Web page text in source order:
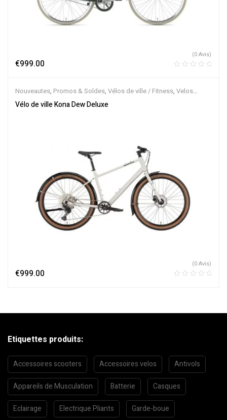
€999.00
(0 Avis)
Nouveautes, Promos & Soldes, Vélos de ville / Fitness, Velos
Musculaires
Vélo de ville Kona Dew Deluxe
€999.00
(0 Avis)
Etiquettes produits:
Accessoires scooters Accessoires velos Antivols
Appareils de Musculation Batterie Casques
Eclairage Electrique Pliants Garde-boue